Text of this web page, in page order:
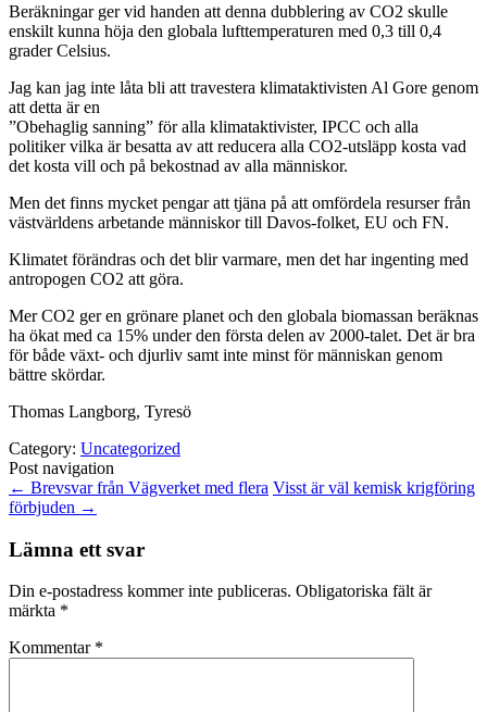
Beräkningar ger vid handen att denna dubblering av CO2 skulle
enskilt kunna höja den globala lufttemperaturen med 0,3 till 0,4
grader Celsius.
Jag kan jag inte låta bli att travestera klimataktivisten Al Gore genom
att detta är en
”Obehaglig sanning” för alla klimataktivister, IPCC och alla
politiker vilka är besatta av att reducera alla CO2-utsläpp kosta vad
det kosta vill och på bekostnad av alla människor.
Men det finns mycket pengar att tjäna på att omfördela resurser från
västvärldens arbetande människor till Davos-folket, EU och FN.
Klimatet förändras och det blir varmare, men det har ingenting med
antropogen CO2 att göra.
Mer CO2 ger en grönare planet och den globala biomassan beräknas
ha ökat med ca 15% under den första delen av 2000-talet. Det är bra
för både växt- och djurliv samt inte minst för människan genom
bättre skördar.
Thomas Langborg, Tyresö
Category: Uncategorized
Post navigation
← Brevsvar från Vägverket med flera Visst är väl kemisk krigföring
förbjuden →
Lämna ett svar
Din e-postadress kommer inte publiceras. Obligatoriska fält är
märkta *
Kommentar *